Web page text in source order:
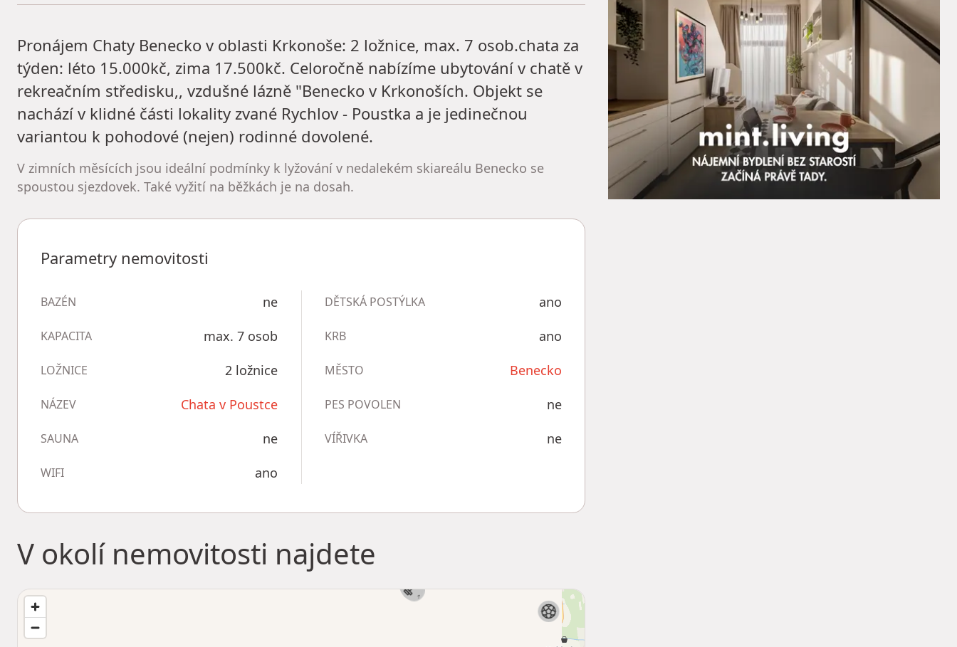
Pronájem Chaty Benecko v oblasti Krkonoše: 2 ložnice, max. 7 osob.chata za
týden: léto 15.000kč, zima 17.500kč. Celoročně nabízíme ubytování v chatě v
rekreačním středisku,, vzdušné lázně "Benecko v Krkonoších. Objekt se
nachází v klidné části lokality zvané Rychlov - Poustka a je jedinečnou
variantou k pohodové (nejen) rodinné dovolené.
V zimních měsících jsou ideální podmínky k lyžování v nedalekém skiareálu Benecko se
spoustou sjezdovek. Také vyžití na běžkách je na dosah.
Parametry nemovitosti
BAZÉN ne
KAPACITA max. 7 osob
LOŽNICE 2 ložnice
NÁZEV Chata v Poustce
SAUNA ne
WIFI ano
DĚTSKÁ POSTÝLKA ano
KRB ano
MĚSTO Benecko
PES POVOLEN ne
VÍŘIVKA ne
V okolí nemovitosti najdete